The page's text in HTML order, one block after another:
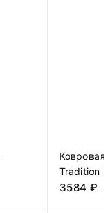
Tradition
3584 ₽